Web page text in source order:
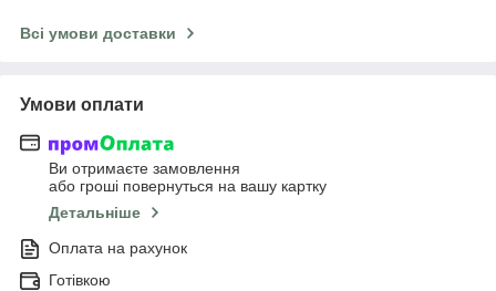
Всі умови доставки
Умови оплати
Ви отримаєте замовлення
або гроші повернуться на вашу картку
Детальніше
Оплата на рахунок
Готівкою